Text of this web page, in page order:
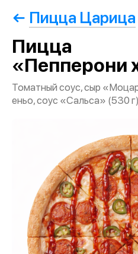
Пицца Царица
Пицца
«Пепперони
Томатный соус, сыр
еньо, соус «Сальса» (530 г)